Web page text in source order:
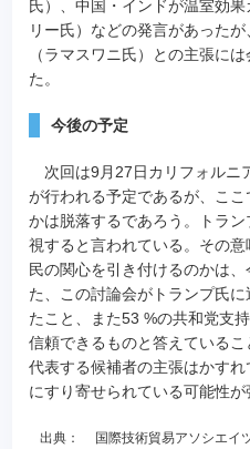
氏）、中国・インドが温室効
リー氏）などの発言があった
（ラマスワニ氏）との主張に
た。
今後の予定
次回は9月27日カリフォルニ
が行われる予定であるが、こ
かは脱落するであろう。トラ
視すると言われている。その
民の関心を引き付けるのかは
た、この討論会がトランプ氏
たこと、また53 %の共和党支
信頼できるものと答えている
代表する候補者の主張はかす
にすり寄せられている可能性が
出典：
国際技術貿易アソシエイ